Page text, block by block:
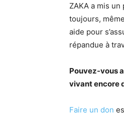
ZAKA a mis
toujours,
aide pour
répandue à
Pouvez-vous
vivant encore
Faire un don